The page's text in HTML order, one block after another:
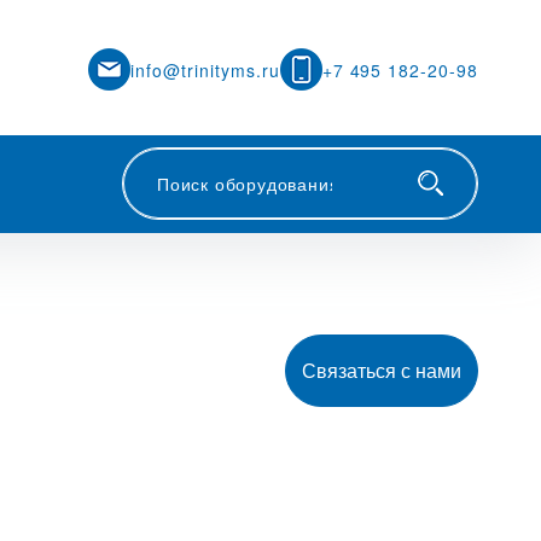
info@trinityms.ru +7 495 182-20-98
Связаться с нами